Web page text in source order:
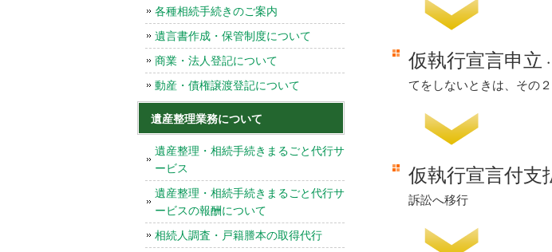
仮執行宣言申立
てをしないときは、その
仮執行宣言付支
訴訟へ移行
各種相続手続きのご案内
遺言書作成・保管制度について
商業・法人登記について
動産・債権譲渡登記について
遺産整理業務について
遺産整理・相続手続きまるごと代行サ
ービス
遺産整理・相続手続きまるごと代行サ
ービスの報酬について
相続人調査・戸籍謄本の取得代行